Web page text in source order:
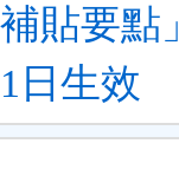
貼要點
日生效